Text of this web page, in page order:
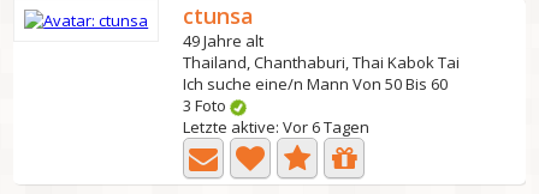
ctunsa
49 Jahre alt
Thailand, Chanthaburi, Thai Kabok Tai
Ich suche eine/n Mann Von 50 Bis 60
3 Foto
Letzte aktive: Vor 6 Tagen